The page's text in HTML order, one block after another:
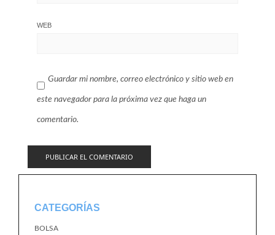
WEB
Guardar mi nombre, correo electrónico y sitio web en
este navegador para la próxima vez que haga un
comentario.
CATEGORÍAS
BOLSA